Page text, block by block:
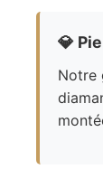
💎
Notre